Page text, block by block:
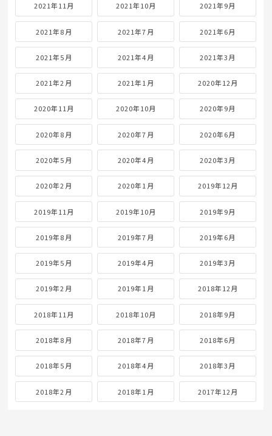
2021年11月 2021年10月 2021年9月
2021年8月 2021年7月 2021年6月
2021年5月 2021年4月 2021年3月
2021年2月 2021年1月 2020年12月
2020年11月 2020年10月 2020年9月
2020年8月 2020年7月 2020年6月
2020年5月 2020年4月 2020年3月
2020年2月 2020年1月 2019年12月
2019年11月 2019年10月 2019年9月
2019年8月 2019年7月 2019年6月
2019年5月 2019年4月 2019年3月
2019年2月 2019年1月 2018年12月
2018年11月 2018年10月 2018年9月
2018年8月 2018年7月 2018年6月
2018年5月 2018年4月 2018年3月
2018年2月 2018年1月 2017年12月